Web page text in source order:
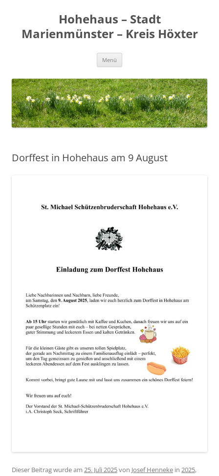
Hohehaus – Stadt
Marienmünster – Kreis Höxter
Menü
Dorffest in Hohehaus am 9 August
Dieser Beitrag wurde am 25. Juli 2025von Josef Henneke in 2025,